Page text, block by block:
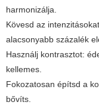
harmonizálja.
Kövesd az
alacsonyabb százalék
Használj kontrasztot:
kellemes.
Fokozatosan építsd a
bővíts.